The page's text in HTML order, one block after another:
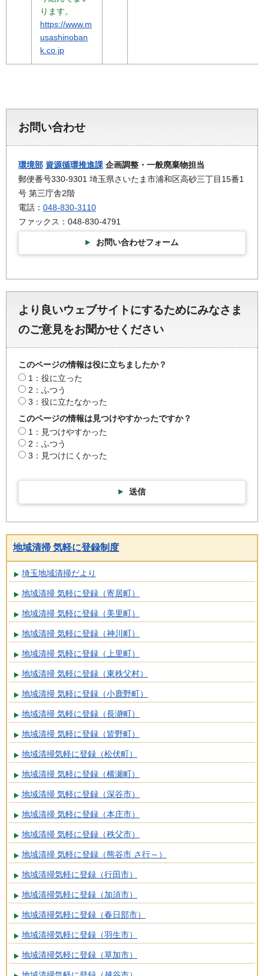
ります。
https://www.m
usashinoban
k.co.jp
お問い合わせ
環境部 資源循環推進課 企画調整・一般廃棄物担当
郵便番号330-9301 埼玉県さいたま市浦和区高砂三丁目15番1
号 第三庁舎2階
電話： 048-830-3110
ファックス：048-830-4791
お問い合わせフォーム
より良いウェブサイトにするためにみなさま
のご意見をお聞かせください
このページの情報は役に立ちましたか？
1：役に立った
2：ふつう
3：役に立たなかった
このページの情報は見つけやすかったですか？
1：見つけやすかった
2：ふつう
3：見つけにくかった
送信
地域清掃 気軽に登録制度
埼玉地域清掃だより
地域清掃 気軽に登録（寄居町）
地域清掃 気軽に登録（美里町）
地域清掃 気軽に登録（神川町）
地域清掃 気軽に登録（上里町）
地域清掃 気軽に登録（東秩父村）
地域清掃 気軽に登録（小鹿野町）
地域清掃 気軽に登録（長瀞町）
地域清掃 気軽に登録（皆野町）
地域清掃気軽に登録（松伏町）
地域清掃 気軽に登録（横瀬町）
地域清掃 気軽に登録（深谷市）
地域清掃 気軽に登録（本庄市）
地域清掃 気軽に登録（秩父市）
地域清掃 気軽に登録（熊谷市 さ行～）
地域清掃気軽に登録（行田市）
地域清掃気軽に登録（加須市）
地域清掃気軽に登録（春日部市）
地域清掃気軽に登録（羽生市）
地域清掃気軽に登録（草加市）